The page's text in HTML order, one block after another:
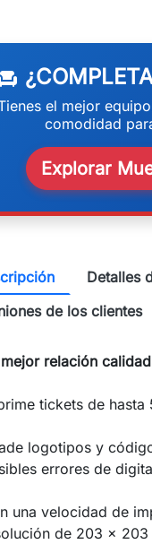
el mejor
comodidad
Explorar
Detalles
de los clientes
relación
tickets de hasta
logotipos y
errores de
una velocidad de
de 203 x